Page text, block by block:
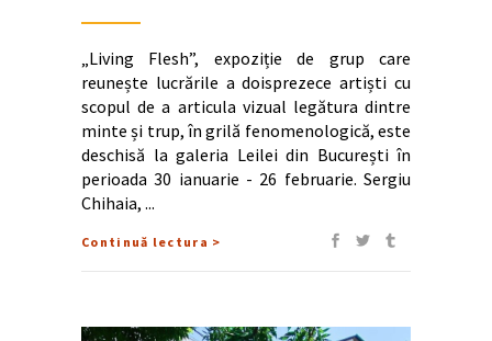
„Living Flesh”, expoziție de grup care
reunește lucrările a doisprezece artiști cu
scopul de a articula vizual legătura dintre
minte și trup, în grilă fenomenologică, este
deschisă la galeria Leilei din București în
perioada 30 ianuarie - 26 februarie. Sergiu
Chihaia,
Continuă lectura >